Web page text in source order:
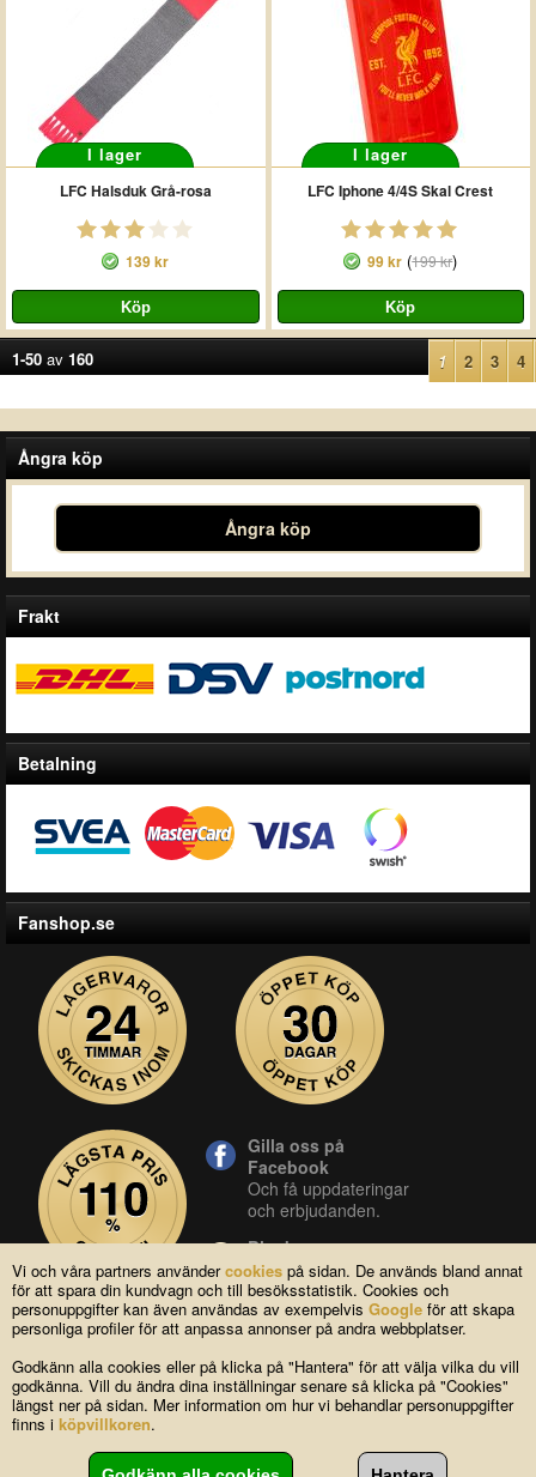
Vi och våra partners användercookies på sidan. De används bland annat
för att spara din kundvagn och till besöksstatistik. Cookies och
personuppgifter kan även användas av exempelvis Google för att skapa
personliga profiler för att anpassa annonser på andra webbplatser.
Godkänn alla cookies eller på klicka på "Hantera" för att välja vilka du vill
godkänna. Vill du ändra dina inställningar senare så klicka på "Cookies"
längst ner på sidan. Mer information om hur vi behandlar personuppgifter
finns i köpvillkoren.
I lager
LFC Halsduk Grå-rosa
139 kr
I lager
LFC Iphone 4/4S Skal Crest
99 kr (199 kr)
1-50 av 160 1 2 3 4
Ångra köp
Ångra köp
Frakt
Betalning
Fanshop.se
Gilla oss på
Facebook
Och få uppdateringar
och erbjudanden.
Blocket
Vår butik på blocket.
YouTube
Se våra produkter live
Copyright © 2004-2026 Lagsidan AB
FAQ|Om oss|Köpvillkor|Cookies |Kontakta oss